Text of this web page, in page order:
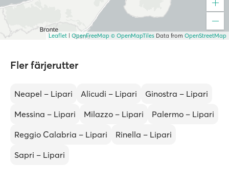
Leaflet OpenFreeMap © OpenMapTiles Data from OpenStreetMap
Fler färjerutter
Neapel – Lipari Alicudi – Lipari
Ginostra – Lipari
Messina – Lipari
Milazzo – Lipari
Palermo – Lipari
Reggio Calabria – Lipari
Rinella – Lipari
Sapri – Lipari